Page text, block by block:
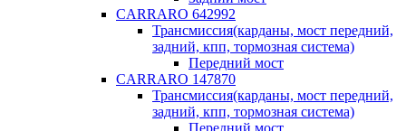
CARRARO 642992
Трансмиссия(карданы, мост передний,
задний, кпп, тормозная система)
Передний мост
CARRARO 147870
Трансмиссия(карданы, мост передний,
задний, кпп, тормозная система)
Передний мост